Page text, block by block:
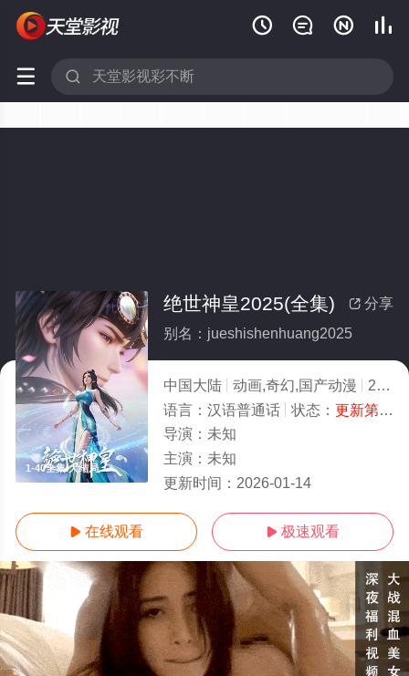
   
 
1-40全集/大结局
 分享
绝世神皇2025(全集)
别名：jueshishenhuang2025
中国大陆 动画,奇幻,国产动漫
2025
语言： 汉语普通话 状态： 更新第40集
导演： 未知
主演： 未知
更新时间： 2026-01-14
 在线观看  极速观看